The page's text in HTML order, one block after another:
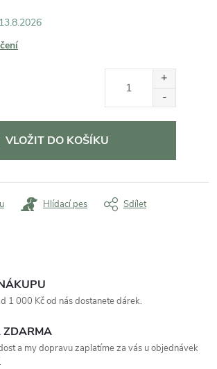
13.8.2026
VLOŽIT DO KOŠÍKU
Hlídací pes Sdílet
1 000 Kč od nás dostanete dárek.
ZDARMA
a my dopravu zaplatíme za vás u objednávek